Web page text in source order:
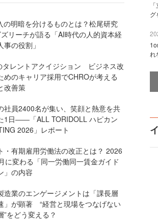
の明暗を分けるものとは？松尾研究
リーチが語る「AI時代の人的資本経
事の役割」
タレントアクイジション ビジネス改
めのキャリア採用でCHROが考える
改善策
社員2400名が集い、笑顔と熱意を共
1日――「ALL TORIDOLL ハピカン
2026」レポート
・有期雇用労働法の改正とは？ 2026
に変わる「同一労働同一賃金ガイド
」の内容
造業のエンゲージメントは「課長層
」が顕著 “経営と現場をつなげない
”をどう変える？
グ
れ